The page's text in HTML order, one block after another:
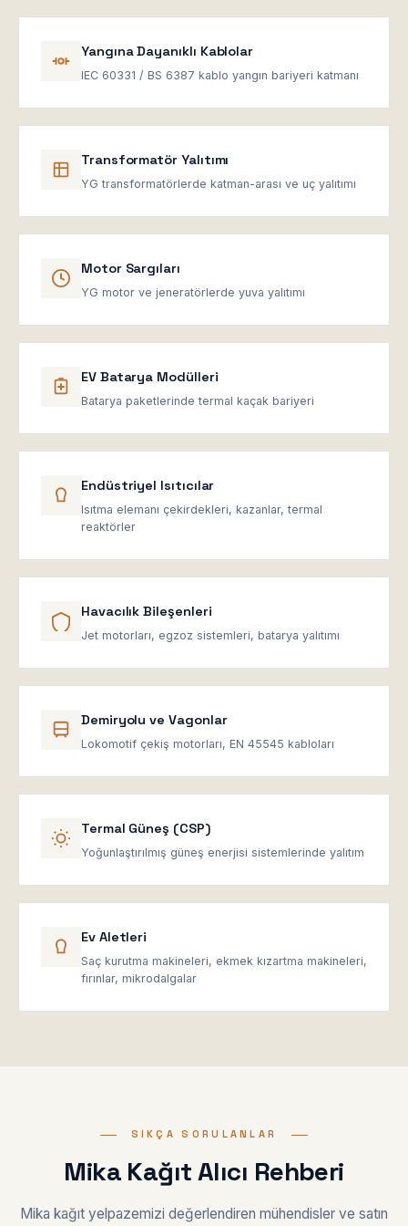
Yangına Dayanıklı Kablolar
IEC 60331 / BS 6387 kablo yangın bariyeri katmanı
Transformatör Yalıtımı
YG transformatörlerde katman-arası ve uç yalıtımı
Motor Sargıları
YG motor ve jeneratörlerde yuva yalıtımı
EV Batarya Modülleri
Batarya paketlerinde termal kaçak bariyeri
Endüstriyel Isıtıcılar
Isıtma elemanı çekirdekleri, kazanlar, termal
reaktörler
Havacılık Bileşenleri
Jet motorları, egzoz sistemleri, batarya yalıtımı
Demiryolu ve Vagonlar
Lokomotif çekiş motorları, EN 45545 kabloları
Termal Güneş (CSP)
Yoğunlaştırılmış güneş enerjisi sistemlerinde yalıtım
Ev Aletleri
Saç kurutma makineleri, ekmek kızartma makineleri,
fırınlar, mikrodalgalar
SIKÇA SORULANLAR
Mika Kağıt Alıcı Rehberi
Mika kağıt yelpazemizi değerlendiren mühendisler ve satın